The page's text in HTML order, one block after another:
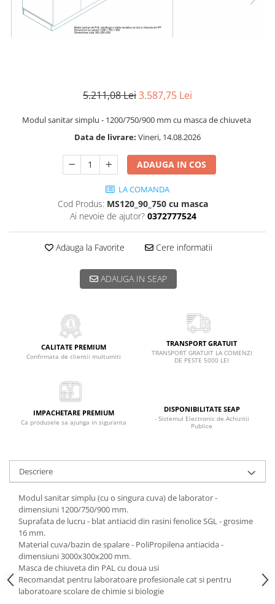
Transport
Uscatoare de sticlarie
Dulapuri de reactivi
Dulapuri under-bench mobile
Mobilier pentru autolaborator
5.211,08 Lei3.587,75 Lei
Modul sanitar simplu - 1200/750/900 mm cu masca de chiuveta
Data de livrare: Vineri, 14.08.2026
ADAUGA IN COS
LA COMANDA
Cod Produs: MS120_90_750 cu masca
Ai nevoie de ajutor? 0372777524
Adauga la Favorite Cere informatii
ADAUGA IN SEAP
CALITATE PREMIUM
Confirmata de clientii multumiti
TRANSPORT GRATUIT
TRANSPORT GRATUIT LA COMENZI
DE PESTE 5000 LEI
IMPACHETARE PREMIUM
Ca produsele sa ajunga in siguranta
DISPONIBILITATE SEAP
- Sistemul Electronic de Achizitii
Publice
Descriere
Modul sanitar simplu (cu o singura cuva) de laborator -
dimensiuni 1200/750/900 mm.
Suprafata de lucru - blat antiacid din rasini fenolice SGL - grosime
16 mm.
Material cuva/bazin de spalare - PoliPropilena antiacida -
dimensiuni 3000x300x200 mm.
Masca de chiuveta din PAL cu doua usi
Recomandat pentru laboratoare profesionale cat si pentru
laboratoare scolare de chimie si biologie